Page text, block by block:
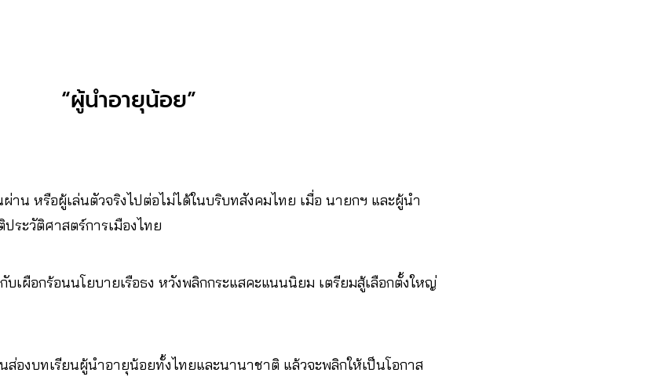
“ผู้นำอายุน้อย”
าน หรือผู้เล่นตัวจริงไปต่อไม่ได้ในบริบทสังคมไทย เมื่อ นายกฯ และผู้นำ
ระวัติศาสตร์การเมืองไทย
เผือกร้อนนโยบายเรือธง หวังพลิกกระแสคะแนนนิยม เตรียมสู้เลือกตั้งใหญ่
ส่องบทเรียนผู้นำอายุน้อยทั้งไทยและนานาชาติ แล้วจะพลิกให้เป็นโอกาส